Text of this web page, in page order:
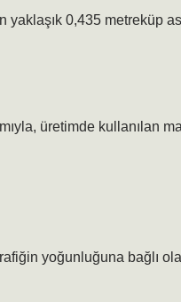
0,435 metreküp
üretimde kullanılan
yoğunluğuna bağlı